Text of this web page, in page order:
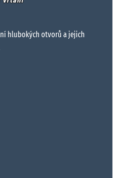
hlubokých otvorů a jejich